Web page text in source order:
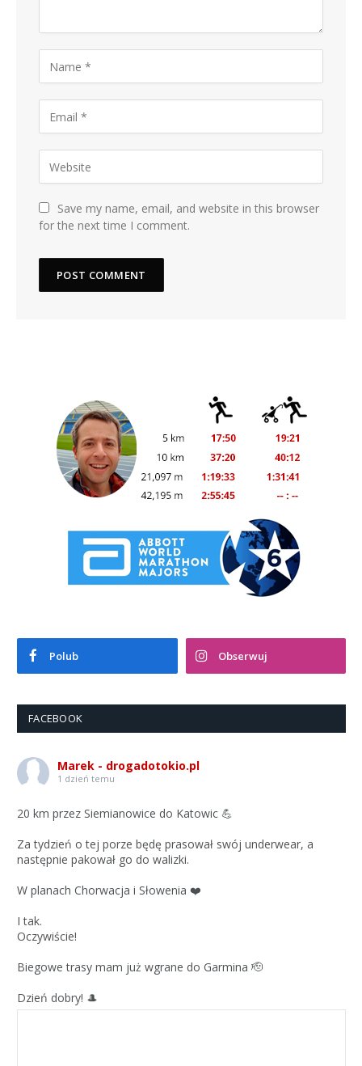
Save my name, email, and website in this browser
for the next time I comment.
Polub Obserwuj
FACEBOOK
Marek - drogadotokio.pl
1 dzień temu
20 km przez Siemianowice do Katowic 💪
Za tydzień o tej porze będę prasował swój underwear, a
następnie pakował go do walizki.
W planach Chorwacja i Słowenia ❤️
I tak.
Oczywiście!
Biegowe trasy mam już wgrane do Garmina 🫡
Dzień dobry! 🎩